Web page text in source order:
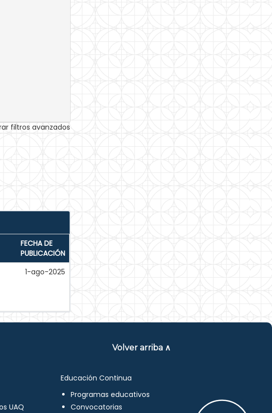
filtros avanzados
FECHA DE
PUBLICACIÓN
1-ago-2025
Volver arriba ∧
UAQ
Educación Continua
Programas educativos
Convocatorias